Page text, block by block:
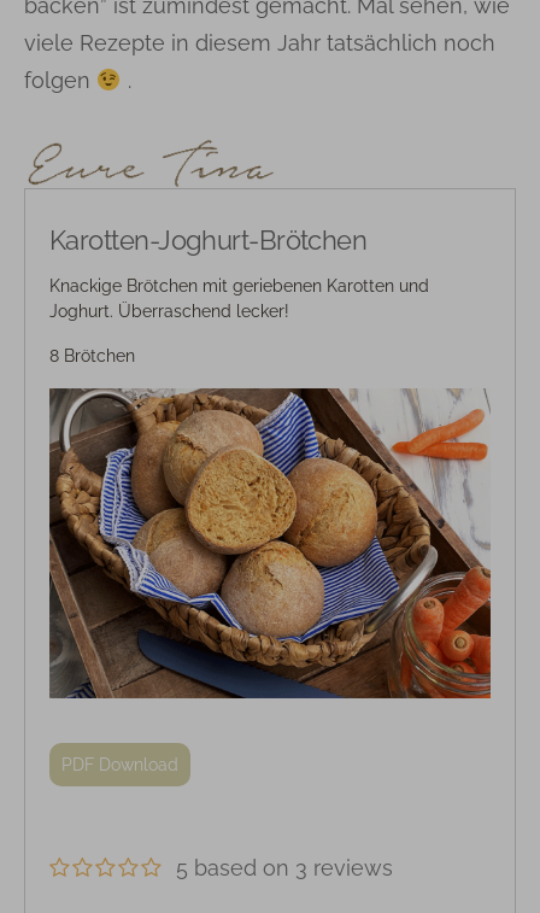
backen” ist zumindest gemacht. Mal sehen, wie
viele Rezepte in diesem Jahr tatsächlich noch
folgen
.
Karotten-Joghurt-Brötchen
Knackige Brötchen mit geriebenen Karotten und
Joghurt. Überraschend lecker!
8 Brötchen
PDF Download
5 based on 3 reviews